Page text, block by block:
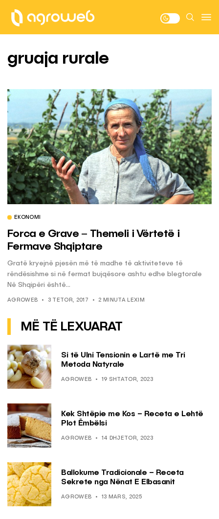
gruaja rurale
EKONOMI
Forca e Grave – Themeli i Vërtetë i
Fermave Shqiptare
Gratë kryejnë pjesën më të madhe të aktiviteteve të
rëndësishme si në fermat bujqësore ashtu edhe blegtorale
Në Shqipëri është...
AGROWEB 3 TETOR, 2017 2 MINUTA LEXIM
MË TË LEXUARAT
Si të Ulni Tensionin e Lartë me Tri
Metoda Natyrale
AGROWEB 19 SHTATOR, 2023
Kek Shtëpie me Kos – Receta e Lehtë
Plot Ëmbëlsi
AGROWEB 14 DHJETOR, 2023
Ballokume Tradicionale – Receta
Sekrete nga Nënat E Elbasanit
AGROWEB 13 MARS, 2025